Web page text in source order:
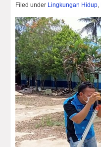
Filed under Lingkungan Hidup,